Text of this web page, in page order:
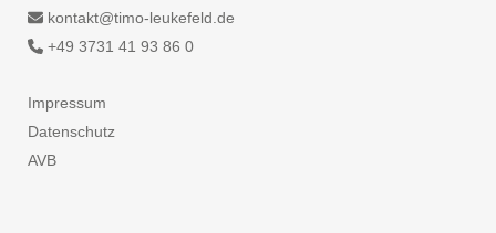
kontakt@timo-leukefeld.de
+49 3731 41 93 86 0
Impressum
Datenschutz
AVB